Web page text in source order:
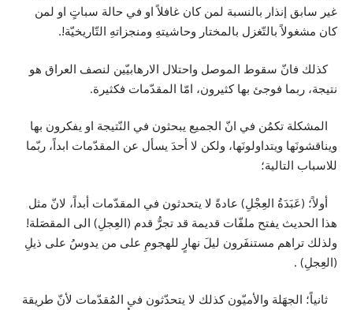
غير سابق إنذار بالنسبة لمن كان غافلاً او في حالة سباتٍ او لمن
كان مشغولاً بالتّغزل بالمختار وحاشيتهِ ومنجزاتهِ التّاريخيّة!.
كذلك فانّ سقوط الموصل واحتلال الارهابيّين لنصف العراق هو
نتيجة، ربما فوجئ بها كثيرون، امّا المقدّمات فكثيرة.
المشكلة تكمُن في انّ الجميع يبحثون في النّتيجة او يفكرون بها
ويناقشونَها ويتداولونَها، ولكن لا أحدَ يسأل عن المقدّمات ابداً، ربّما
للاسباب التالية؛
أولاً؛ (عَبَدَةُ العِجْلِ) عادةً لا يتحدثون في المقدّمات أبداً، لانّ مثل
هذا الحديث يفتح ملفّات قديمة قد تجرُّ قدم (العِجلِ) الى المقصَلة!
ولذلك تراهم مستنفَرون ليلَ نهارٍ للهجومِ على من يدوسُ على ذيلِ
(العِجلِ) .
ثانياً؛ الجهَلة والأميّون كذلك لا يتحدّثون في المُقدّمات لأنّ طريقة